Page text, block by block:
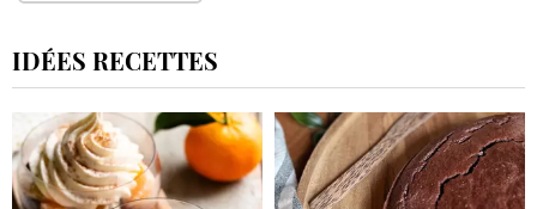
IDÉES RECETTES